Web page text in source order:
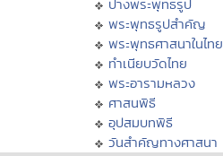
พระพุทธรูปสำคัญ
พระพุทธศาสนาในไทย
ทำเนียบวัดไทย
พระอารามหลวง
ศาสนพิธี
อุปสมบทพิธี
วันสำคัญทางศาสนา